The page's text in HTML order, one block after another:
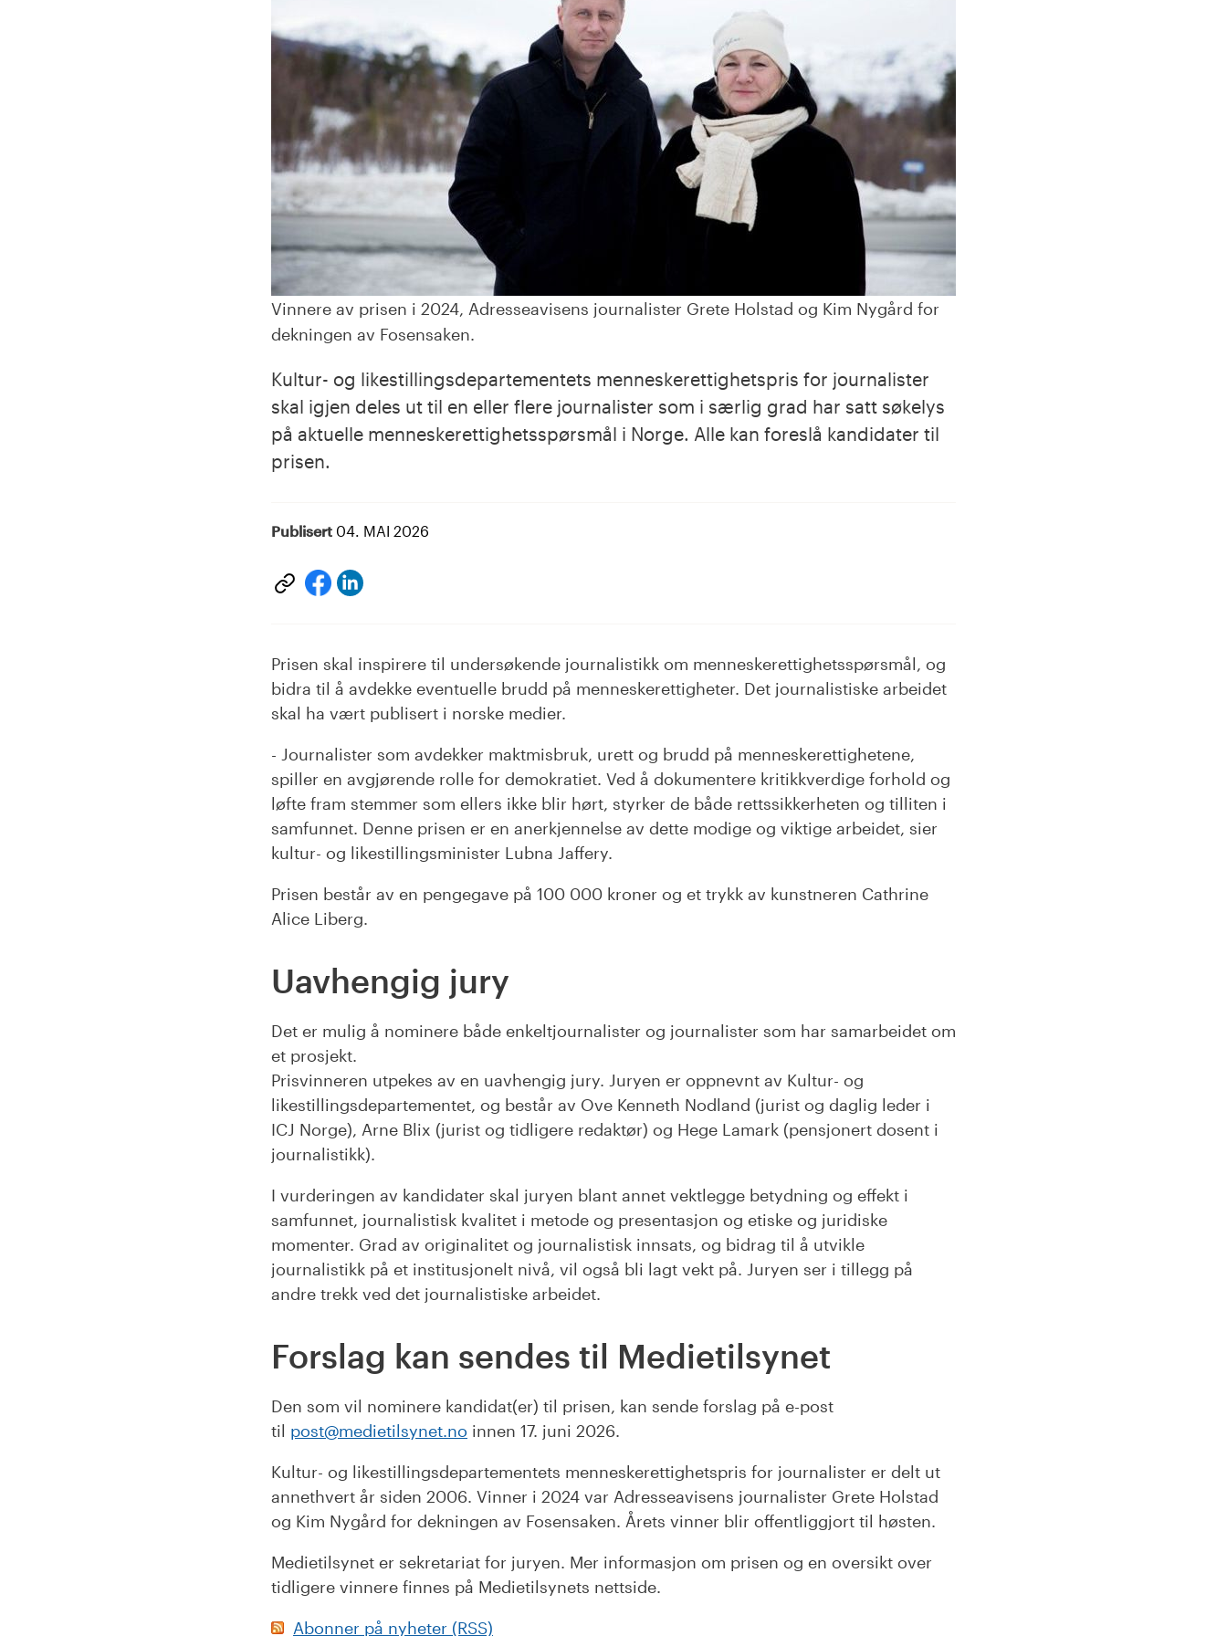
Vinnere av prisen i 2024, Adresseavisens journalister Grete Holstad og Kim Nygård for
dekningen av Fosensaken.
Kultur- og likestillingsdepartementets menneskerettighetspris for journalister
skal igjen deles ut til en eller flere journalister som i særlig grad har satt søkelys
på aktuelle menneskerettighetsspørsmål i Norge. Alle kan foreslå kandidater til
prisen.
Publisert 04. MAI 2026
Del Del
Prisen skal inspirere til undersøkende journalistikk om menneskerettighetsspørsmål, og
bidra til å avdekke eventuelle brudd på menneskerettigheter. Det journalistiske arbeidet
skal ha vært publisert i norske medier.
- Journalister som avdekker maktmisbruk, urett og brudd på menneskerettighetene,
spiller en avgjørende rolle for demokratiet. Ved å dokumentere kritikkverdige forhold og
løfte fram stemmer som ellers ikke blir hørt, styrker de både rettssikkerheten og tilliten i
samfunnet. Denne prisen er en anerkjennelse av dette modige og viktige arbeidet, sier
kultur- og likestillingsminister Lubna Jaffery.
Prisen består av en pengegave på 100 000 kroner og et trykk av kunstneren Cathrine
Alice Liberg.
Uavhengig jury
Det er mulig å nominere både enkeltjournalister og journalister som har samarbeidet om
et prosjekt.
Prisvinneren utpekes av en uavhengig jury. Juryen er oppnevnt av Kultur- og
likestillingsdepartementet, og består av Ove Kenneth Nodland (jurist og daglig leder i
ICJ Norge), Arne Blix (jurist og tidligere redaktør) og Hege Lamark (pensjonert dosent i
journalistikk).
I vurderingen av kandidater skal juryen blant annet vektlegge betydning og effekt i
samfunnet, journalistisk kvalitet i metode og presentasjon og etiske og juridiske
momenter. Grad av originalitet og journalistisk innsats, og bidrag til å utvikle
journalistikk på et institusjonelt nivå, vil også bli lagt vekt på. Juryen ser i tillegg på
andre trekk ved det journalistiske arbeidet.
Forslag kan sendes til Medietilsynet
Den som vil nominere kandidat(er) til prisen, kan sende forslag på e-post
til post@medietilsynet.no innen 17. juni 2026.
Kultur- og likestillingsdepartementets menneskerettighetspris for journalister er delt ut
annethvert år siden 2006. Vinner i 2024 var Adresseavisens journalister Grete Holstad
og Kim Nygård for dekningen av Fosensaken. Årets vinner blir offentliggjort til høsten.
Medietilsynet er sekretariat for juryen. Mer informasjon om prisen og en oversikt over
tidligere vinnere finnes på Medietilsynets nettside.
Abonner på nyheter (RSS)